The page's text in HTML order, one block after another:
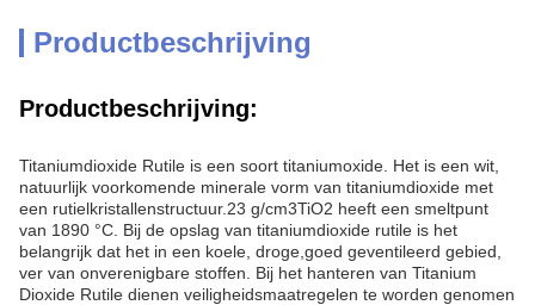
Productbeschrijving
Productbeschrijving:
Titaniumdioxide Rutile is een soort titaniumoxide. Het is een wit,
natuurlijk voorkomende minerale vorm van titaniumdioxide met
een rutielkristallenstructuur.23 g/cm3TiO2 heeft een smeltpunt
van 1890 °C. Bij de opslag van titaniumdioxide rutile is het
belangrijk dat het in een koele, droge,goed geventileerd gebied,
ver van onverenigbare stoffen. Bij het hanteren van Titanium
Dioxide Rutile dienen veiligheidsmaatregelen te worden genomen